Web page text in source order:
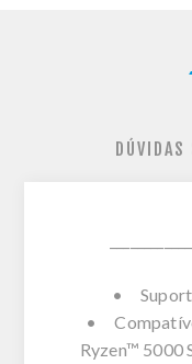
DÚVIDAS
•
•
Ryzen™ 5000